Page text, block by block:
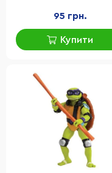
95 грн.
Купити